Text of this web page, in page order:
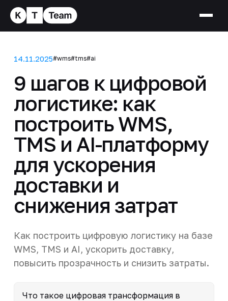
14.11.2025#wms#tms#ai
9 шагов к цифровой
логистике: как
построить WMS,
TMS и AI-платформу
для ускорения
доставки и
снижения затрат
Как построить цифровую логистику на базе
WMS, TMS и AI, ускорить доставку,
повысить прозрачность и снизить затраты.
Что такое цифровая трансформация в